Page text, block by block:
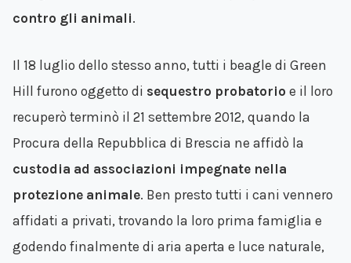
contro gli animali.
Il 18 luglio dello stesso anno, tutti i beagle di Green
Hill furono oggetto di sequestro probatorio e il loro
recuperò terminò il 21 settembre 2012, quando la
Procura della Repubblica di Brescia ne affidò la
custodia ad associazioni impegnate nella
protezione animale. Ben presto tutti i cani vennero
affidati a privati, trovando la loro prima famiglia e
godendo finalmente di aria aperta e luce naturale,